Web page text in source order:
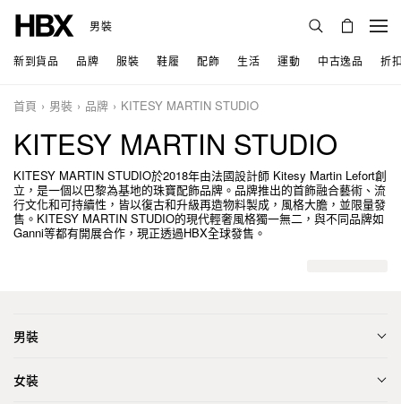
男裝
新到貨品 品牌 服裝 鞋履 配飾 生活 運動 中古逸品 折
首頁 男裝 品牌 KITESY MARTIN STUDIO
KITESY MARTIN STUDIO
KITESY MARTIN STUDIO於2018年由法國設計師 Kitesy Martin Lefort創
立，是一個以巴黎為基地的珠寶配飾品牌。品牌推出的首飾融合藝術、流
行文化和可持續性，皆以復古和升級再造物料製成，風格大膽，並限量發
售。KITESY MARTIN STUDIO的現代輕奢風格獨一無二，與不同品牌如
Ganni等都有開展合作，現正透過HBX全球發售。
男裝
女裝